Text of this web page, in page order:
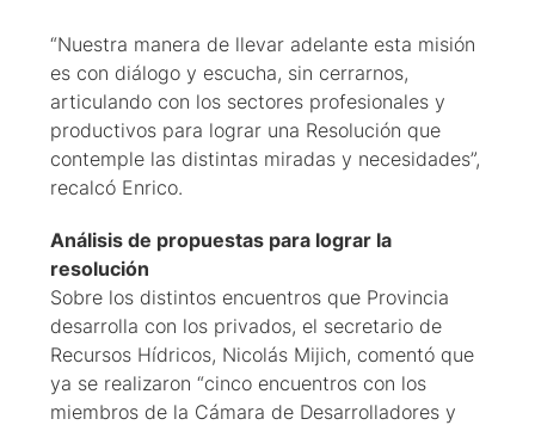
“Nuestra manera de llevar adelante esta misión
es con diálogo y escucha, sin cerrarnos,
articulando con los sectores profesionales y
productivos para lograr una Resolución que
contemple las distintas miradas y necesidades”,
recalcó Enrico.
Análisis de propuestas para lograr la
resolución
Sobre los distintos encuentros que Provincia
desarrolla con los privados, el secretario de
Recursos Hídricos, Nicolás Mijich, comentó que
ya se realizaron “cinco encuentros con los
miembros de la Cámara de Desarrolladores y